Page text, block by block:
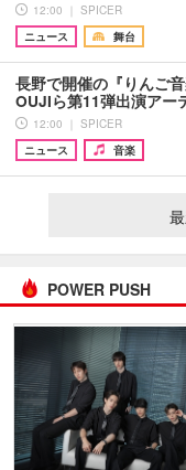
12:00 ｜ SPICER
ニュース
舞台
長野で開催の『りんご
OUJIら第11弾出演アー
12:00 ｜ SPICER
ニュース
音楽
POWER PUSH